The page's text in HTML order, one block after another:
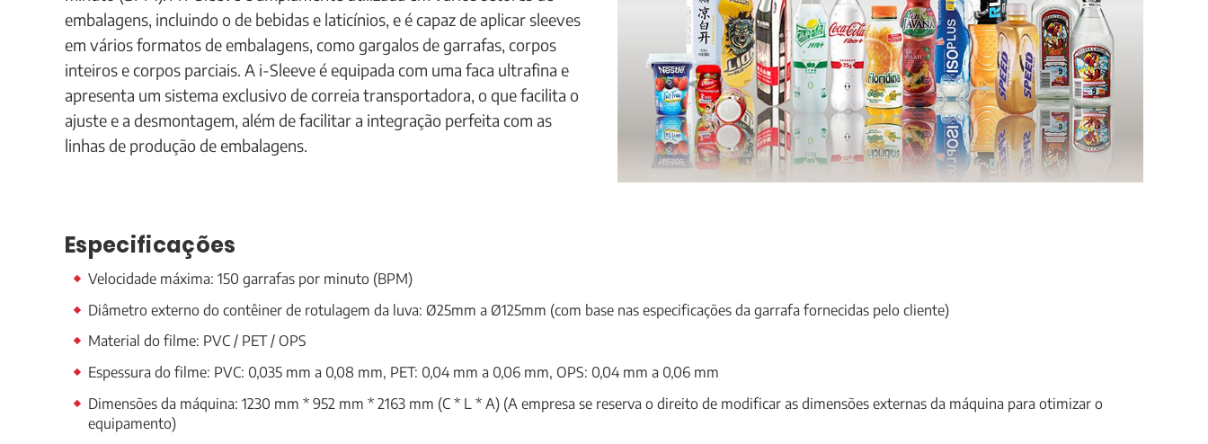
embalagens, incluindo o de bebidas e laticínios, e é capaz de aplicar sleeves
em vários formatos de embalagens, como gargalos de garrafas, corpos
inteiros e corpos parciais. A i-Sleeve é equipada com uma faca ultrafina e
apresenta um sistema exclusivo de correia transportadora, o que facilita o
ajuste e a desmontagem, além de facilitar a integração perfeita com as
linhas de produção de embalagens.
Especificações
Velocidade máxima: 150 garrafas por minuto (BPM)
Diâmetro externo do contêiner de rotulagem da luva: Ø25mm a Ø125mm (com base nas especificações da garrafa fornecidas pelo cliente)
Material do filme: PVC / PET / OPS
Espessura do filme: PVC: 0,035 mm a 0,08 mm, PET: 0,04 mm a 0,06 mm, OPS: 0,04 mm a 0,06 mm
Dimensões da máquina: 1230 mm * 952 mm * 2163 mm (C * L * A) (A empresa se reserva o direito de modificar as dimensões externas da máquina para otimizar o
equipamento)